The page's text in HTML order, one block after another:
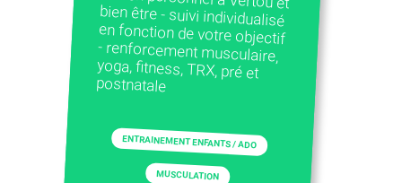
postnatale
ENTRAINEMENT ENFANTS / ADO
MUSCULATION